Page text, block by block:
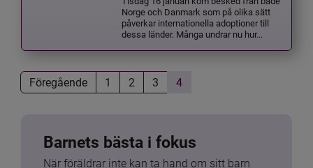
Norge och Danmark som på olika sätt
påverkar internationella adoptioner till
dessa länder. Många undrar nu hur...
Föregående 1 2 3 4
Barnets bästa i fokus
När föräldrar inte kan ta hand om sitt barn